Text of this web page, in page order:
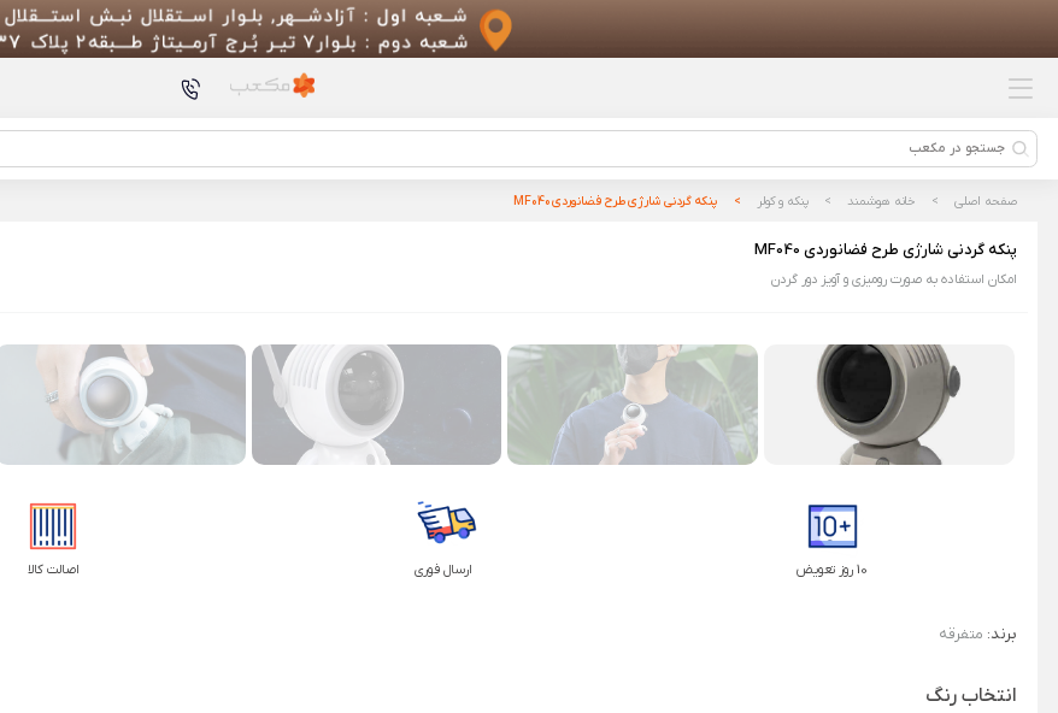
محصولات پیشنهادی
ماوس وایرلس
(Comfort Edition)
شیائومی مدل PB100DZM
محصولات پیشنهادی
پرزگیر لباس شیائومی مدل
ساعت هوشمند امیزفیت مدل Bip 6
ماوس وایرلس شیائومی مدل
پاوربانک 10000 میلی آمپر 22.5 وات
شیائومی مدل PB100DZM
صفحه اصلی خانه هوشمند پنکه و کولر پنکه گردنی شارژی طرح فضانوردی MF040
پنکه گردنی شارژی طرح فضانوردی MF040
امکان استفاده به صورت رومیزی و آویز دور گردن
10 روز تعویض ارسال فوری اصالت کالا
برند: متفرقه
انتخاب رنگ